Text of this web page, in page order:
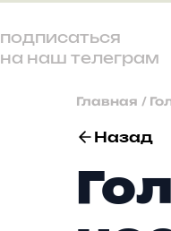
подписаться
на наш телеграм
Главная /
Назад